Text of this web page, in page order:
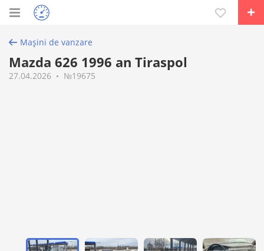
Mașini de vanzare
Mazda 626 1996 an Tiraspol
27.04.2026 №19675